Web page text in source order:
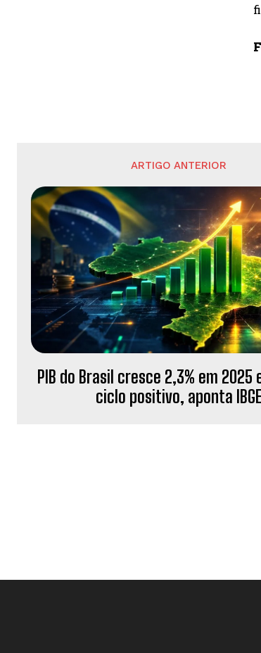
ARTIGO ANTERIOR
PIB do Brasil cresce 2,3% em 2025
ciclo positivo, aponta IBGE